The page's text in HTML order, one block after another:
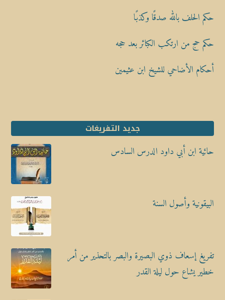
حكم الحلف بالله صدقًا وكذبًا
حكم حج من ارتكب الكبائر بعد حجه
أحكام الأضاحي للشيخ ابن عثيمين
جديد التفريغات
حائية ابن أبي داود الدرس السادس
البيقونية وأصول السنة
تفريغ إسعاف ذوي البصيرة والبصر بالتحذير من أمر
خطير يشاع حول ليلة القدر